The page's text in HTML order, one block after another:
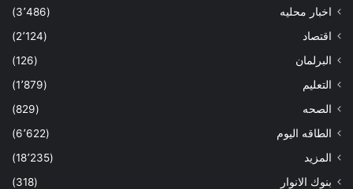
اخبار محليه
(3٬486)
اقتصاد
(2٬124)
البرلمان
(126)
التعليم
(1٬879)
الصحه
(829)
الطاقه اليوم
(6٬622)
المزيد
(18٬235)
بنوك الانوار
(318)